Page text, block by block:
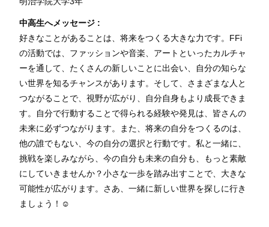
中高生へメッセージ :
好きなことがあることは、将来をつくる大きな力です。FFi
の活動では、ファッションや音楽、アートといったカルチャ
ーを通して、たくさんの新しいことに出会い、自分の知らな
い世界を知るチャンスがあります。そして、さまざまな人と
つながることで、視野が広がり、自分自身もより成長できま
す。自分で行動することで得られる経験や発見は、皆さんの
未来に必ずつながります。また、将来の自分をつくるのは、
他の誰でもない、今の自分の選択と行動です。私と一緒に、
挑戦を楽しみながら、今の自分も未来の自分も、もっと素敵
にしていきませんか？小さな一歩を踏み出すことで、大きな
可能性が広がります。さあ、一緒に新しい世界を探しに行き
ましょう！☺️